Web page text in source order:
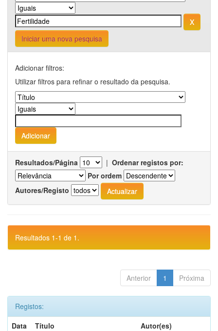
Iniciar uma nova pesquisa
Adicionar filtros:
Utilizar filtros para refinar o resultado da pesquisa.
Resultados/Página | Ordenar registos por:
Por ordem
Autores/Registo
Resultados 1-1 de 1.
Anterior 1 Próxima
Registos:
Data
Título
Autor(es)